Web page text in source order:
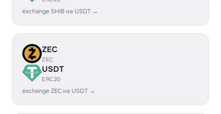
exchange SHIB на USDT →
ZEC
ZEC
USDT
ERC20
exchange ZEC на USDT →